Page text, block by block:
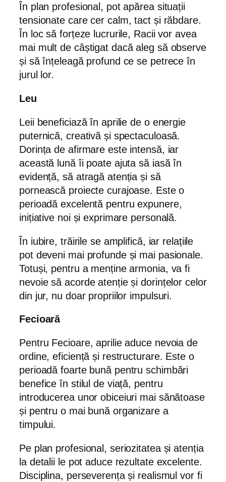
În plan profesional, pot apărea situații
tensionate care cer calm, tact și răbdare.
În loc să forțeze lucrurile, Racii vor avea
mai mult de câștigat dacă aleg să observe
și să înțeleagă profund ce se petrece în
jurul lor.
Leu
Leii beneficiază în aprilie de o energie
puternică, creativă și spectaculoasă.
Dorința de afirmare este intensă, iar
această lună îi poate ajuta să iasă în
evidență, să atragă atenția și să
pornească proiecte curajoase. Este o
perioadă excelentă pentru expunere,
inițiative noi și exprimare personală.
În iubire, trăirile se amplifică, iar relațiile
pot deveni mai profunde și mai pasionale.
Totuși, pentru a menține armonia, va fi
nevoie să acorde atenție și dorințelor celor
din jur, nu doar propriilor impulsuri.
Fecioară
Pentru Fecioare, aprilie aduce nevoia de
ordine, eficiență și restructurare. Este o
perioadă foarte bună pentru schimbări
benefice în stilul de viață, pentru
introducerea unor obiceiuri mai sănătoase
și pentru o mai bună organizare a
timpului.
Pe plan profesional, seriozitatea și atenția
la detalii le pot aduce rezultate excelente.
Disciplina, perseverența și realismul vor fi